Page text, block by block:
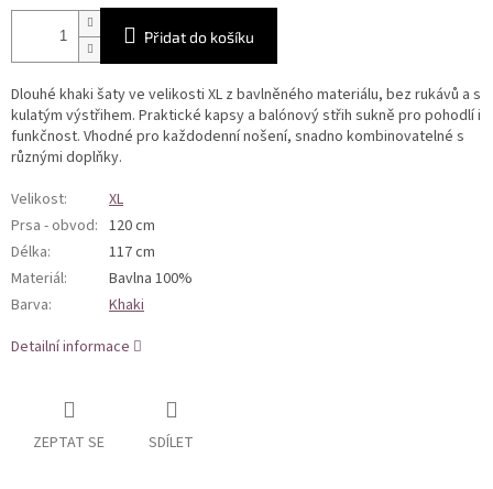
Přidat do košíku
Dlouhé khaki šaty ve velikosti XL z bavlněného materiálu, bez rukávů a s
kulatým výstřihem. Praktické kapsy a balónový střih sukně pro pohodlí i
funkčnost. Vhodné pro každodenní nošení, snadno kombinovatelné s
různými doplňky.
Velikost:
XL
Prsa - obvod: 120 cm
Délka:
117 cm
Materiál:
Bavlna 100%
Barva:
Khaki
Detailní informace
ZEPTAT SE SDÍLET